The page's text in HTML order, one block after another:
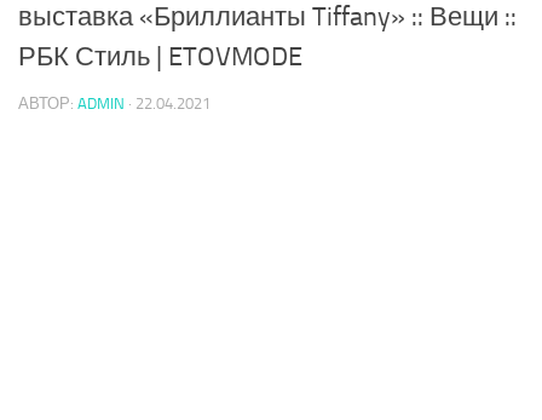
выставка «Бриллианты Tiffany» :: Вещи ::
РБК Стиль | ETOVMODE
АВТОР: ADMIN · 22.04.2021